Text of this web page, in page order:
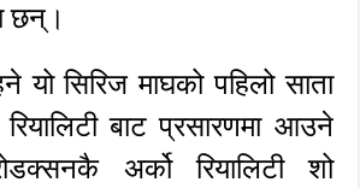
छन्।
यो सिरिज माघको पहिलो साता
बाट प्रसारणमा आउने
अर्को रियालिटी शो